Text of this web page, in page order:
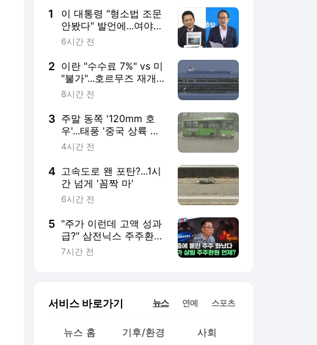
1
이 대통령 "형소법 조문
안봤다" 발언에...여야
설전 격화
6시간 전
2 이란 "수수료 7%" vs 미
"불가"...호르무즈 재개
방 막판 진통
8시간 전
3 주말 동쪽 '120mm 호
우'...태풍 '중국 상륙 뒤'
변수
4시간 전
4 고속도로 왠 포탄?...1시
간 넘게 '꼼짝 마'
6시간 전
5 "주가 이런데 고액 성과
급?" 삼전닉스 주주환원
은 언제? [몇층이세요]
7시간 전
서비스 바로가기 뉴스 연예 스포츠
뉴스 홈 기후/환경 사회